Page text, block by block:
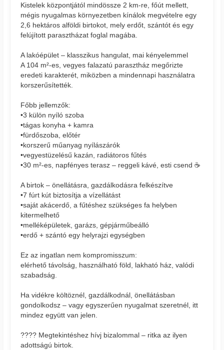
Kistelek központjától mindössze 2 km-re, főút mellett,
mégis nyugalmas környezetben kínálok megvételre egy
2,6 hektáros alföldi birtokot, mely erdőt, szántót és egy
felújított parasztházat foglal magába.
A lakóépület – klasszikus hangulat, mai kényelemmel
A 104 m²-es, vegyes falazatú parasztház megőrizte
eredeti karakterét, miközben a mindennapi használatra
korszerűsítették.
Főbb jellemzők:
•3 külön nyíló szoba
•tágas konyha + kamra
•fürdőszoba, előtér
•korszerű műanyag nyílászárók
•vegyestüzelésű kazán, radiátoros fűtés
•30 m²-es, napfényes terasz – reggeli kávé, esti csend ☕
A birtok – önellátásra, gazdálkodásra felkészítve
•7 fúrt kút biztosítja a vízellátást
•saját akácerdő, a fűtéshez szükséges fa helyben
kitermelhető
•melléképületek, garázs, gépjárműbeálló
•erdő + szántó egy helyrajzi egységben
Ez az ingatlan nem kompromisszum:
elérhető távolság, használható föld, lakható ház, valódi
szabadság.
Ha vidékre költöznél, gazdálkodnál, önellátásban
gondolkodsz – vagy egyszerűen nyugalmat szeretnél, itt
mindez együtt van jelen.
???? Megtekintéshez hívj bizalommal – ritka az ilyen
adottságú birtok.